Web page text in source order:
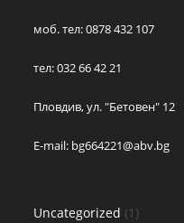
моб. тел: 0878 432 107
тел: 032 66 42 21
Пловдив, ул. "Бетовен" 12
E-mail: bg664221@abv.bg
Uncategorized 1